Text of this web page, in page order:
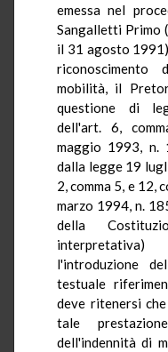
emessa nel
Sangalletti Primo
il 31 agosto
mobilità, il
questione di
dell'art. 6,
maggio 1993, n.
dalla legge 19
2, comma 5, e 12,
marzo 1994, n.
della
l'introduzione
testuale
deve ritenersi
tale
dell'indennità di